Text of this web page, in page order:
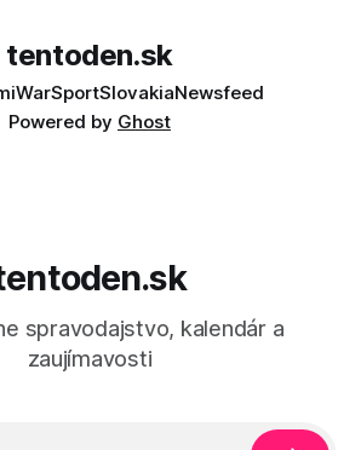
tentoden.sk
WarSportSlovakiaNewsfeed
Powered by Ghost
spravodajstvo, kalendár a
zaujímavosti